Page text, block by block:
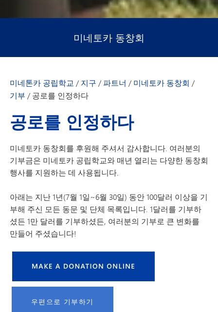
미네토카 동창회
미네톤카 공립학교 / 지구 / 파트너 / 미네토카 동창회 /
기부 / 공로를 인정하다
공로를 인정하다
미네토카 동창회를 후원해 주셔서 감사합니다. 여러분의
기부금은 미네토카 공립학교와 매년 열리는 다양한 동창회
행사를 지원하는 데 사용됩니다.
아래는 지난 1년(7월 1일~6월 30일) 동안 100달러 이상을 기
부해 주신 모든 동문 및 단체 목록입니다. 1달러를 기부하
셨든 1만 달러를 기부하셨든, 여러분의 기부로 큰 변화를
만들어 주셨습니다!
우편으로 기부하기